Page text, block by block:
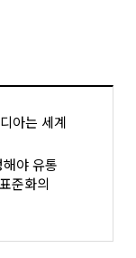
아는 세계
야 유통
준화의